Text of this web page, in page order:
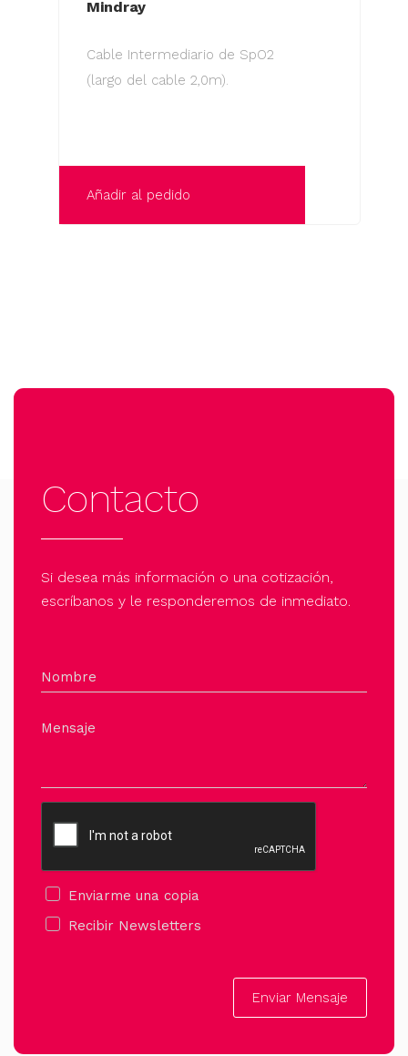
Mindray
Cable Intermediario de SpO2
(largo del cable 2,0m).
Añadir al pedido
Contacto
Si desea más información o una cotización,
escríbanos y le responderemos de inmediato.
Nombre
Mensaje
Enviarme una copia
Recibir Newsletters
Enviar Mensaje